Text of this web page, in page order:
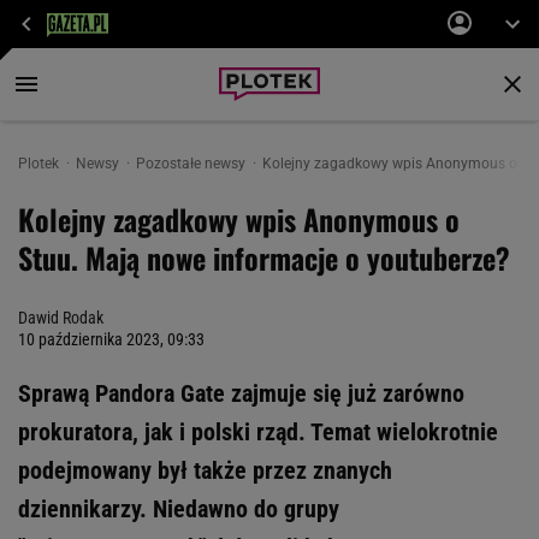
Plotek Newsy Pozostałe newsy Kolejny zagadkowy wpis Anonymous o
Kolejny zagadkowy wpis Anonymous o
Stuu. Mają nowe informacje o youtuberze?
Dawid Rodak
10 października 2023, 09:33
Sprawą Pandora Gate zajmuje się już zarówno
prokuratora, jak i polski rząd. Temat wielokrotnie
podejmowany był także przez znanych
dziennikarzy. Niedawno do grupy